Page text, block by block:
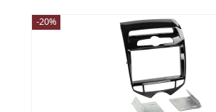
-20%